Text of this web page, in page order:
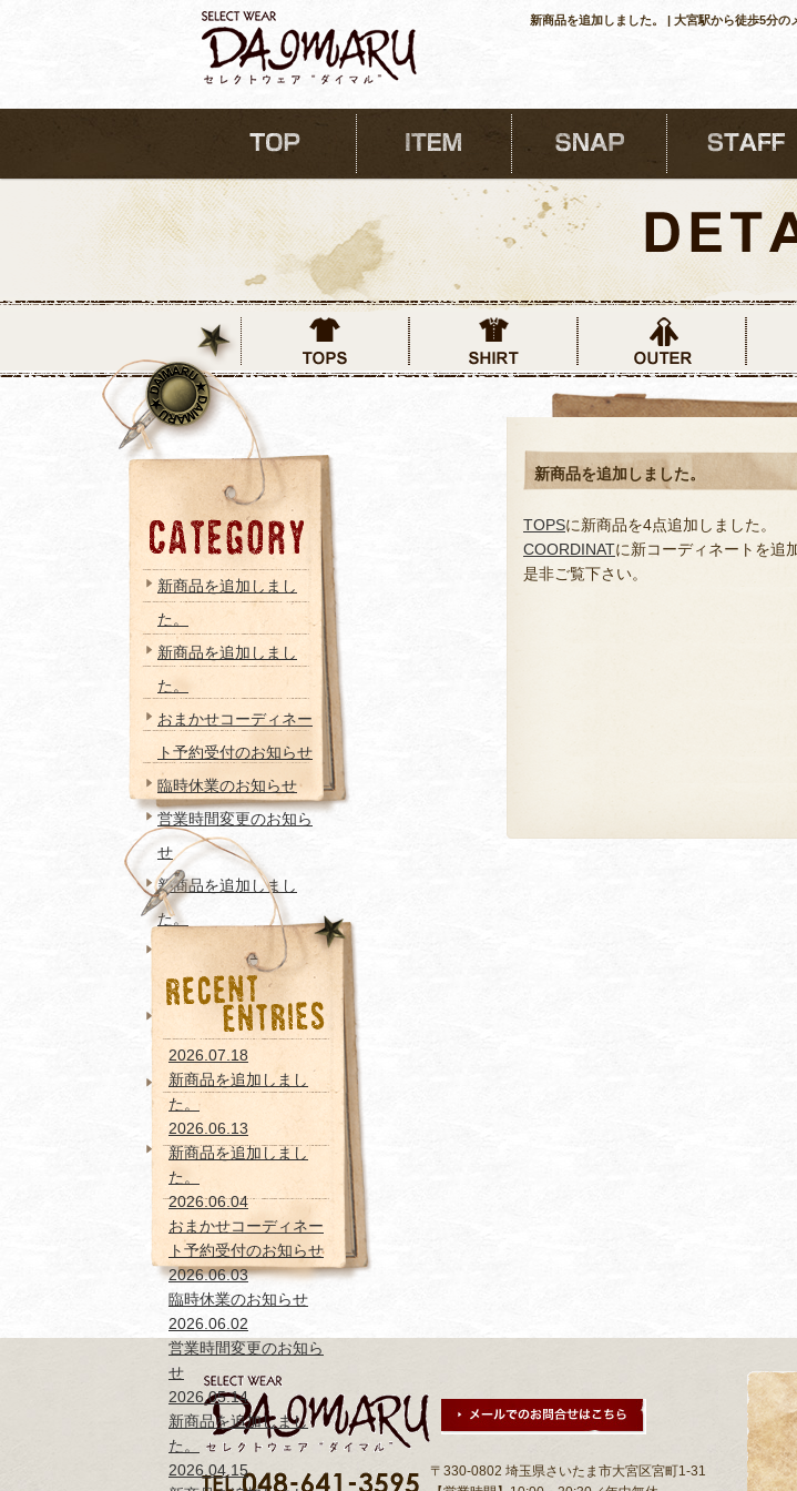
新商品を追加しました。 | 大宮駅から徒歩5分の
新商品を追加しまし
た。
新商品を追加しまし
た。
おまかせコーディネー
ト予約受付のお知らせ
臨時休業のお知らせ
営業時間変更のお知ら
せ
新商品を追加しまし
た。
新商品を追加しまし
た。
おまかせコーディネー
ト予約受付のお知らせ
新商品を追加しまし
新商品を追加しまし
た。
2026.07.18
新商品を追加しまし
た。
2026.06.13
新商品を追加しまし
た。
2026.06.04
おまかせコーディネー
ト予約受付のお知らせ
2026.06.03
臨時休業のお知らせ
2026.06.02
営業時間変更のお知ら
せ
2026.05.14
新商品を追加しまし
た。
2026.04.15
新商品を追加しました。
TOPSに新商品を4点追加しました。
COORDINATに新コーディネートを追
是非ご覧下さい。
〒330-0802 埼玉県さいたま市大宮区宮町1-31